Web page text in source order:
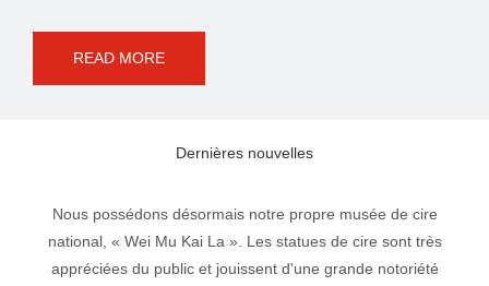
READ MORE
Dernières nouvelles
Nous possédons désormais notre propre musée de cire
national, « Wei Mu Kai La ». Les statues de cire sont très
appréciées du public et jouissent d'une grande notoriété